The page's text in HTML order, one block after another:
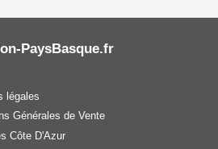
PaysBasque.fr
légales
Générales de Vente
Côte D'Azur